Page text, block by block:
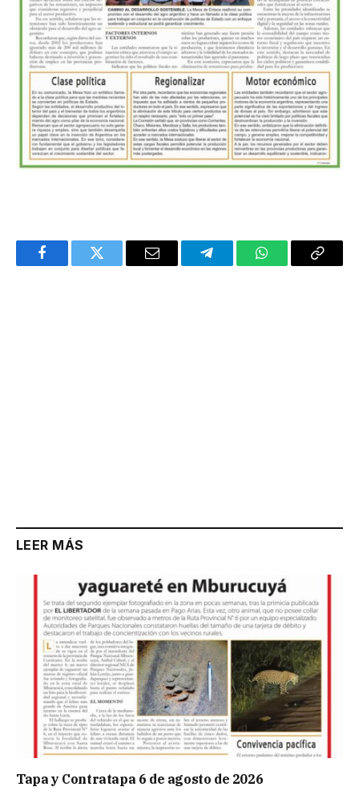
FacebookTwitter Email TelegramWhatsAppCopy
LEER MÁS
Tapa y Contratapa 6 de agosto de 2026